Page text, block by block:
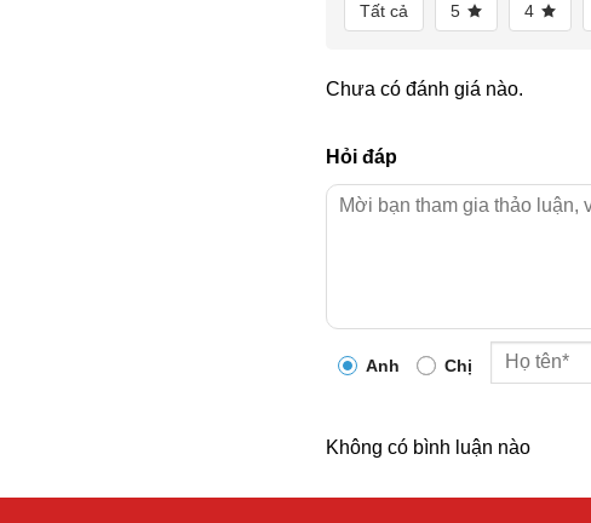
Tất cả 5 4
Chưa có đánh giá nào.
Hỏi đáp
Anh Chị
Không có bình luận nào